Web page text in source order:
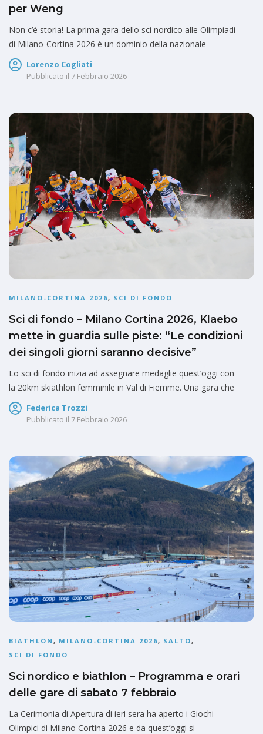
per Weng
Non c’è storia! La prima gara dello sci nordico alle Olimpiadi
di Milano-Cortina 2026 è un dominio della nazionale
Lorenzo Cogliati
Pubblicato il 7 Febbraio 2026
MILANO-CORTINA 2026, SCI DI FONDO
Sci di fondo – Milano Cortina 2026, Klaebo
mette in guardia sulle piste: “Le condizioni
dei singoli giorni saranno decisive”
Lo sci di fondo inizia ad assegnare medaglie quest’oggi con
la 20km skiathlon femminile in Val di Fiemme. Una gara che
Federica Trozzi
Pubblicato il 7 Febbraio 2026
BIATHLON , MILANO-CORTINA 2026, SALTO,
SCI DI FONDO
Sci nordico e biathlon – Programma e orari
delle gare di sabato 7 febbraio
La Cerimonia di Apertura di ieri sera ha aperto i Giochi
Olimpici di Milano Cortina 2026 e da quest’oggi si